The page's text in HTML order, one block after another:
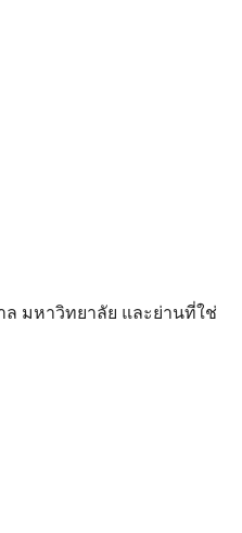
มหาวิทยาลัย และย่านที่ใช่